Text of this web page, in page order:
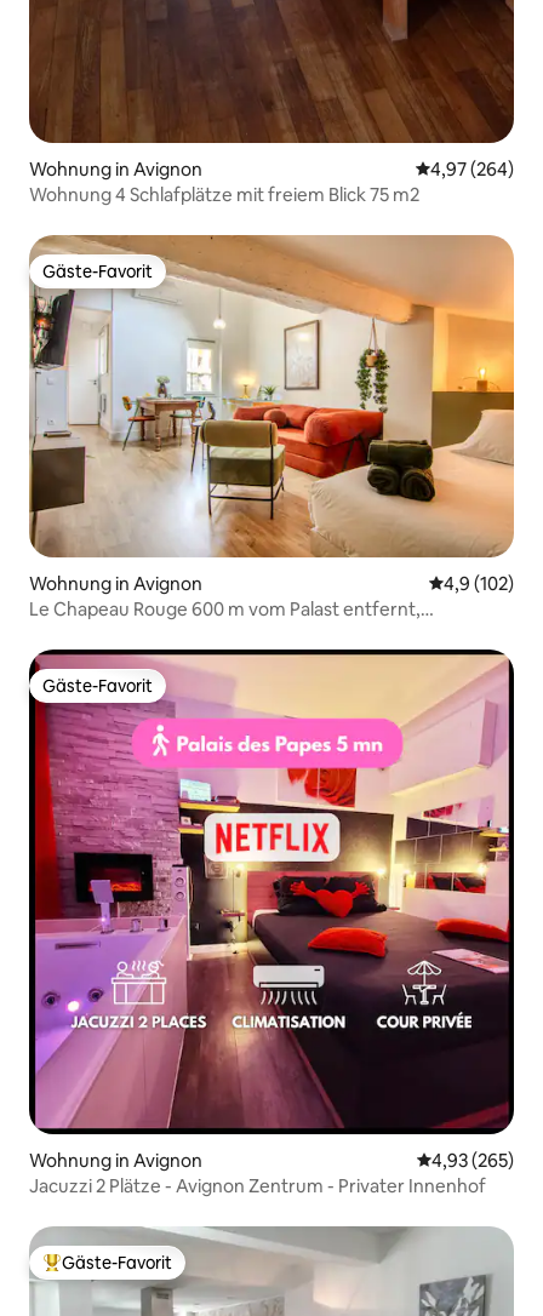
Wohnung in Avignon
4,97 (264)
Wohnung 4 Schlafplätze mit freiem Blick 75 m2
Gäste-Favorit
Gäste-Favorit
Wohnung in Avignon
4,9 (102)
Le Chapeau Rouge 600 m vom Palast entfernt,
Gäste-Favorit
Gäste-Favorit
Wohnung in Avignon
4,93 (265)
Jacuzzi 2 Plätze - Avignon Zentrum - Privater Innenhof
Beliebter Gäste-Favorit.
Gäste-Favorit